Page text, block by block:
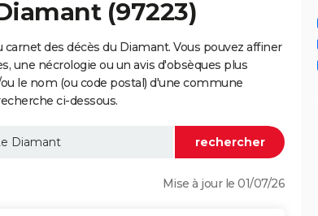
(97223)
des décès du Diamant. Vous pouvez affiner
une nécrologie ou un avis d'obsèques plus
le nom (ou code postal) d'une commune
ci-dessous.
Mise à jour le 01/07/26